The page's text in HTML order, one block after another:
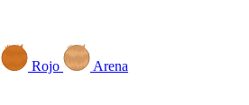
Rojo Arena